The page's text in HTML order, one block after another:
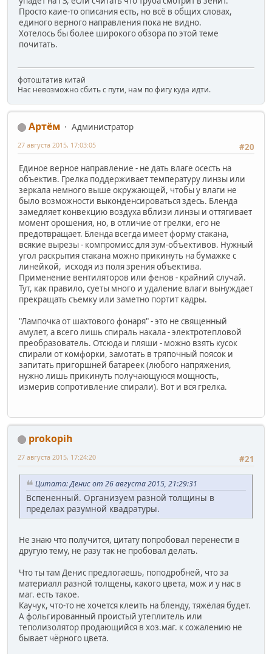
Просто каие-то описания есть, но всё в общих словах,
единого верного направления пока не видно.
Хотелось бы более широкого обзора по этой теме
почитать.
фотоштатив китай
Нас невозможно сбить с пути, нам по фигу куда идти.
Артём
Администратор
#20
27 августа 2015, 17:03:05
Единое верное направление - не дать влаге осесть на
объектив. Грелка поддерживает температуру линзы или
зеркала немного выше окружающей, чтобы у влаги не
было возможности выконденсироваться здесь. Бленда
замедляет конвекцию воздуха вблизи линзы и оттягивает
момент орошения, но, в отличие от грелки, его не
предотвращает. Бленда всегда имеет форму стакана,
всякие вырезы - компромисс для зум-объективов. Нужный
угол раскрытия стакана можно прикинуть на бумажке с
линейкой, исходя из поля зрения объектива.
Применение вентиляторов или фенов - крайний случай.
Тут, как правило, суеты много и удаление влаги вынуждает
прекращать съемку или заметно портит кадры.
"Лампочка от шахтового фонаря" - это не священный
амулет, а всего лишь спираль накала - электротепловой
преобразователь. Отсюда и пляши - можно взять кусок
спирали от комфорки, замотать в тряпочный поясок и
запитать пригоршней батареек (любого напряжения,
нужно лишь прикинуть получающуюся мощность,
измерив сопротивление спирали). Вот и вся грелка.
prokopih
#21
27 августа 2015, 17:24:20
Цитата: Денис от 26 августа 2015, 21:29:31
Вспененный. Организуем разной толщины в
пределах разумной квадратуры.
Не знаю что получится, цитату попробовал перенести в
другую тему, не разу так не пробовал делать.
Что ты там Денис предлогаешь, поподробней, что за
материалл разной толщены, какого цвета, мож и у нас в
маг. есть такое.
Каучук, что-то не хочется клеить на бленду, тяжёлая будет.
А фольгированный проистый утеплитель или
теполизолятор продающийся в хоз.маг. к сожалению не
бывает чёрного цвета.